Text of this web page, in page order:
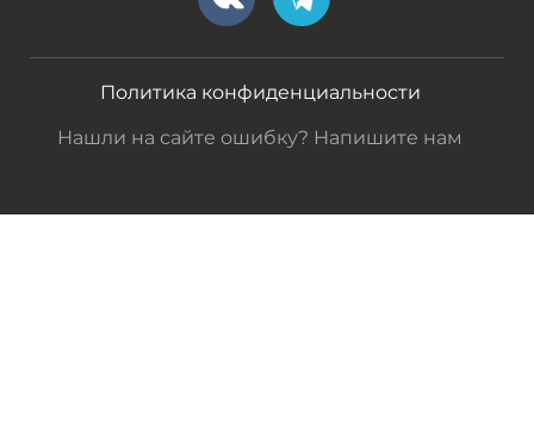
Политика конфиденциальности
Нашли на сайте ошибку? Напишите нам